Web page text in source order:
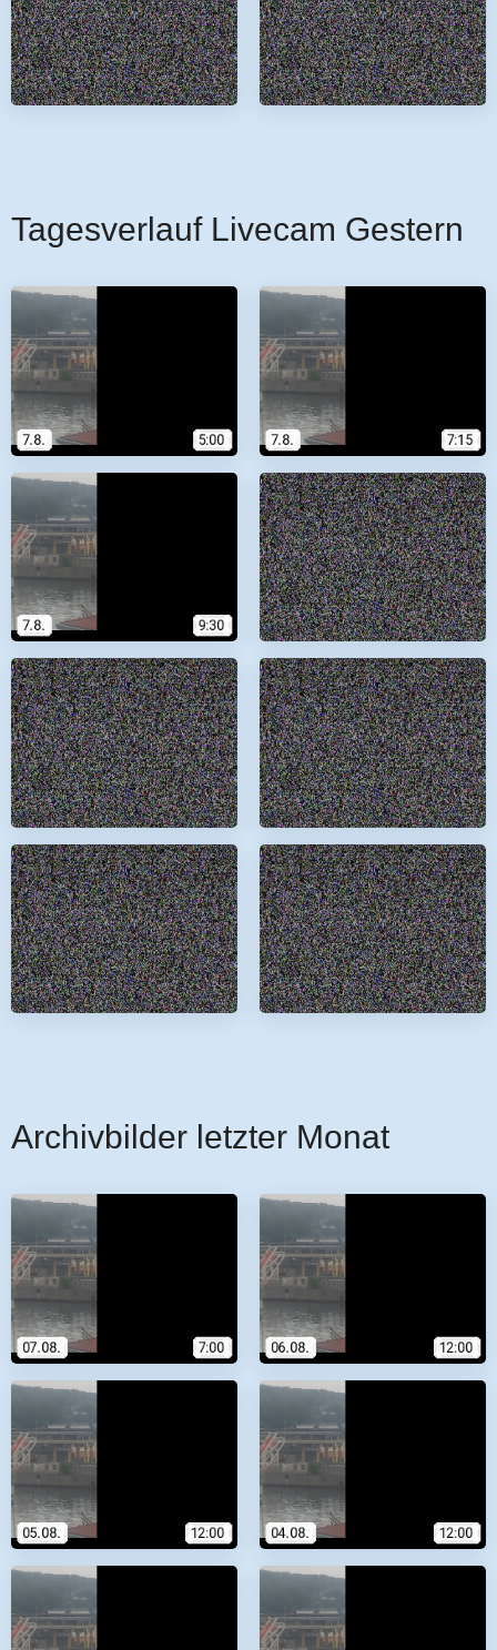
Tagesverlauf Livecam Gestern
Archivbilder letzter Monat